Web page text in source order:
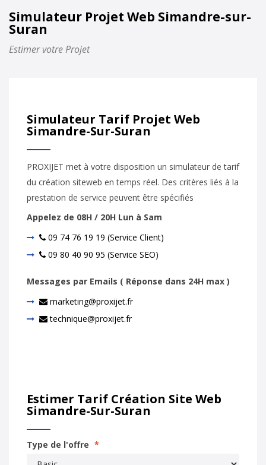
Simulateur Projet Web Simandre-sur-
Suran
Estimer votre Projet
Simulateur Tarif Projet Web
Simandre-Sur-Suran
PROXIJET met à votre disposition un simulateur de tarif
du création siteweb en temps réel. Des critères liés à la
prestation de service peuvent être spécifiés
Appelez de 08H / 20H Lun à Sam
09 74 76 19 19 (Service Client)
09 80 40 90 95 (Service SEO)
Messages par Emails ( Réponse dans 24H max )
marketing@proxijet.fr
technique@proxijet.fr
Estimer Tarif Création Site Web
Simandre-Sur-Suran
Type de l'offre *